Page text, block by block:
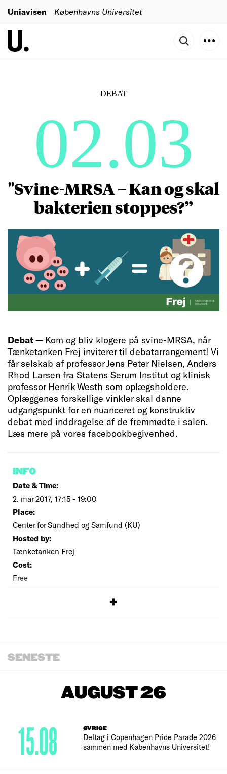
Uniavisen Københavns Universitet
DEBAT
02.03
"Svine-MRSA – Kan og skal
bakterien stoppes?”
Debat — Kom og bliv klogere på svine-MRSA, når
Tænketanken Frej inviterer til debatarrangement! Vi
får selskab af professor Jens Peter Nielsen, Anders
Rhod Larsen fra Statens Serum Institut og klinisk
professor Henrik Westh som oplægsholdere.
Oplæggenes forskellige vinkler skal danne
udgangspunkt for en nuanceret og konstruktiv
debat med inddragelse af de fremmødte i salen.
Læs mere på vores facebookbegivenhed.
INFO
Date & Time:
2. mar 2017, 17:15 - 19:00
Place:
Center for Sundhed og Samfund (KU)
Hosted by:
Tænketanken Frej
Cost:
Free
SENESTE
AUGUST 26
ØVRIGE
Deltag i Copenhagen Pride Parade 2026
sammen med Københavns Universitet!
15.08